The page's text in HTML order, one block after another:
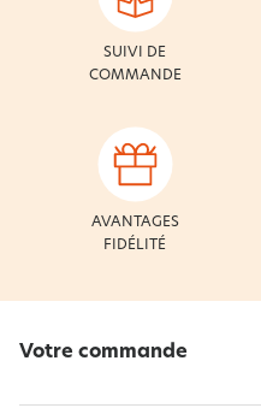
SUIVI DE
COMMANDE
AVANTAGES
FIDÉLITÉ
Votre commande